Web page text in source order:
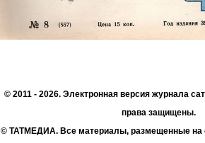
© 2011 - 2026. Электронная версия журнала
права защищены.
© ТАТМЕДИА. Все материалы, размещенные на